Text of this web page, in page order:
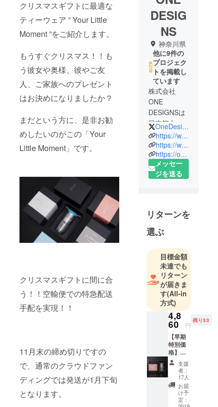
クリスマスギフトに最適な
ティーウェア ” Your Little
Moment ”をご紹介します。
もうすぐクリスマス！！も
う彼女や奥様、彼やご友
人、ご家族へのプレゼント
はお決めになりましたか？
まだという方に、是非お勧
めしたいのがこの「Your
Little Moment」です。
クリスマスギフトに間に合
う！！空輸便での特急配送
手配を実現！！
11月末の締め切りですの
で、通常のクラウドファン
ディングでは発送が1月下旬
となります。
DESIG
NS
神奈川県
他に9件の
プロジェク
トを掲載し
ています
株式会社
ONE
DESIGNSは
日本初上陸
のデザイン
性、機能性
に優れた商
材を世界各
国より発掘
す。
OneDesignsCo
https://www.facebook.com/pg/OneDesigns.co/photos/?ref=page_internal
https://www.instagram.com/onedesigns.co/?hl=ja
https://onedesigns.jp/
メッセー
ジを送る
リターンを
選ぶ
目標金額
未達でも
リターン
が届きま
す(All-in
方式)
4,8
60 円
残り33
【早期
特別価
格】
32％OF
F ・
Your
Little
Momen
t （サー
支援
者：
17人
お届
け予
定：